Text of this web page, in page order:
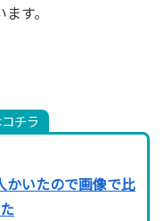
す。
チラ
かいたので画像で比